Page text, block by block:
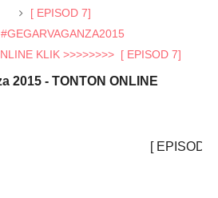
[ EPISOD 7]
#GEGARVAGANZA2015
KLIK >>>>>>>> [ EPISOD 7]
2015 - TONTON ONLINE
[ EPISOD 7]